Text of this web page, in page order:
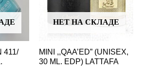
411/
НЕТ НА СКЛАДЕ
MINI ,,QAA’ED” (UNISEX,
30 ML. EDP) LATTAFA